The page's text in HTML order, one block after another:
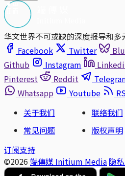
华文世界不可或缺的深度报导和多
Facebook
Twitter
Github
Instagram
Pinterest
Reddit
Whatsapp
Youtube
关于我们
联络我们
常见问题
版权声明
订阅支持
©2026 端傳媒 Initium Media 隐